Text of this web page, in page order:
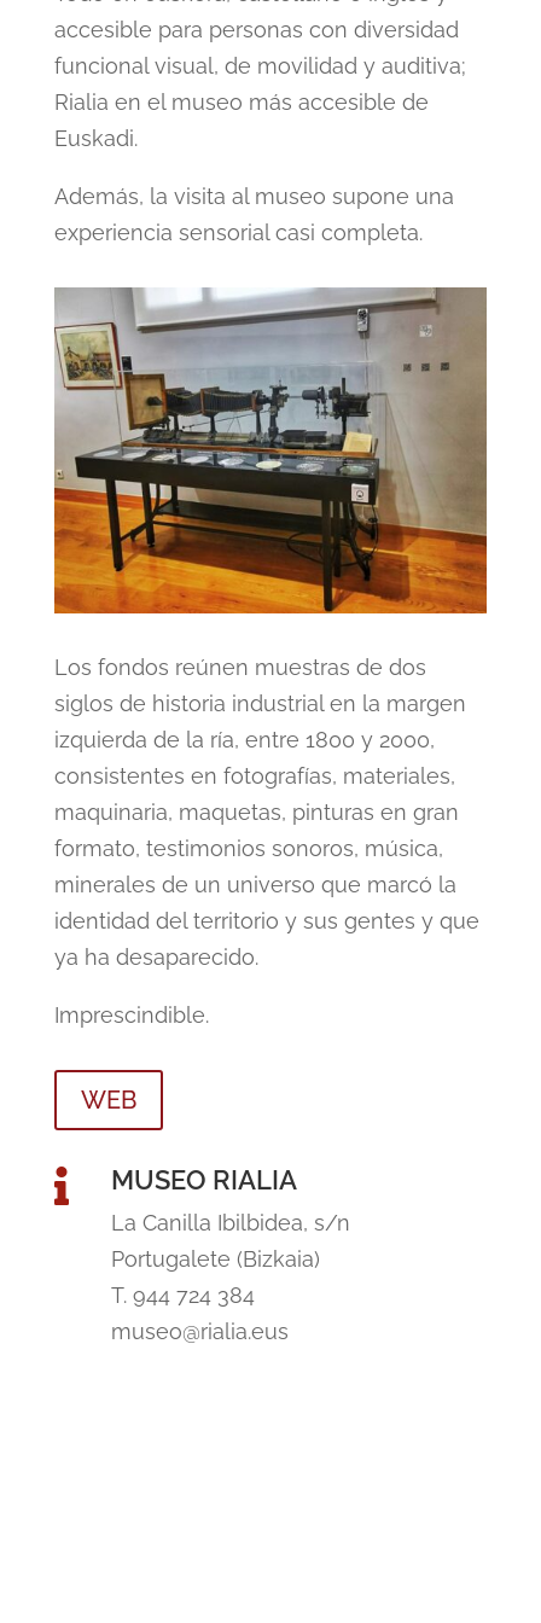
accesible para personas con diversidad
funcional visual, de movilidad y auditiva;
Rialia en el museo más accesible de
Euskadi.
Además, la visita al museo supone una
experiencia sensorial casi completa.
Los fondos reúnen muestras de dos
siglos de historia industrial en la margen
izquierda de la ría, entre 1800 y 2000,
consistentes en fotografías, materiales,
maquinaria, maquetas, pinturas en gran
formato, testimonios sonoros, música,
minerales de un universo que marcó la
identidad del territorio y sus gentes y que
ya ha desaparecido.
Imprescindible.
WEB
 MUSEO RIALIA
La Canilla Ibilbidea, s/n
Portugalete (Bizkaia)
T. 944 724 384
museo@rialia.eus